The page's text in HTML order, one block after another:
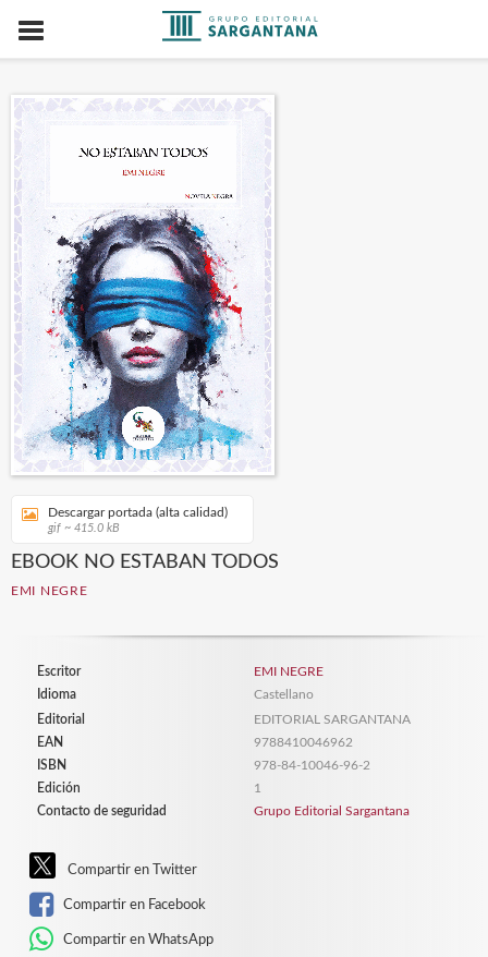
Descargar portada (alta calidad)
gif ~ 415.0 kB
EBOOK NO ESTABAN TODOS
EMI NEGRE
Escritor
EMI NEGRE
Idioma
Castellano
Editorial
EDITORIAL SARGANTANA
EAN
9788410046962
ISBN
978-84-10046-96-2
Edición
1
Contacto de seguridad
Grupo Editorial Sargantana
Compartir en Twitter
Compartir en Facebook
Compartir en WhatsApp